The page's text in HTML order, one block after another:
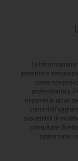
Le informazioni
generico e non
come non
professionista.
risponde in alcun
come
suscettibili di
consultare
aggiornate,